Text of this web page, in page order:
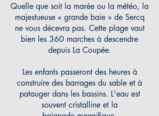
Quelle que soit la marée ou la météo, la
majestueuse « grande baie » de Sercq
ne vous décevra pas. Cette plage vaut
bien les 360 marches à descendre
depuis La Coupée.
Les enfants passeront des heures à
construire des barrages du sable et à
patauger dans les bassins. L'eau est
souvent cristalline et la